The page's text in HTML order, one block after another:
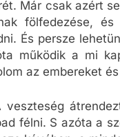
Már csak azért
fölfedezése, és
És persze
működik a mi
az embereket
veszteség
félni. S azóta a